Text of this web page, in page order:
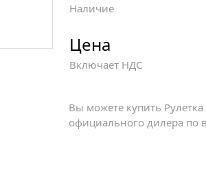
Наличие
Цена
Включает НДС
Вы можете купить Рулетка
официального дилера по